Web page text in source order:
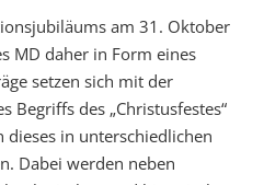
am 31. Oktober
MD daher in Form eines
setzen sich mit der
Begriffs des „Christusfestes“
in unterschiedlichen
Dabei werden neben